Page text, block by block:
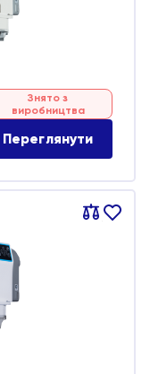
Знято з
виробництва
Переглянути
Порівняти
В